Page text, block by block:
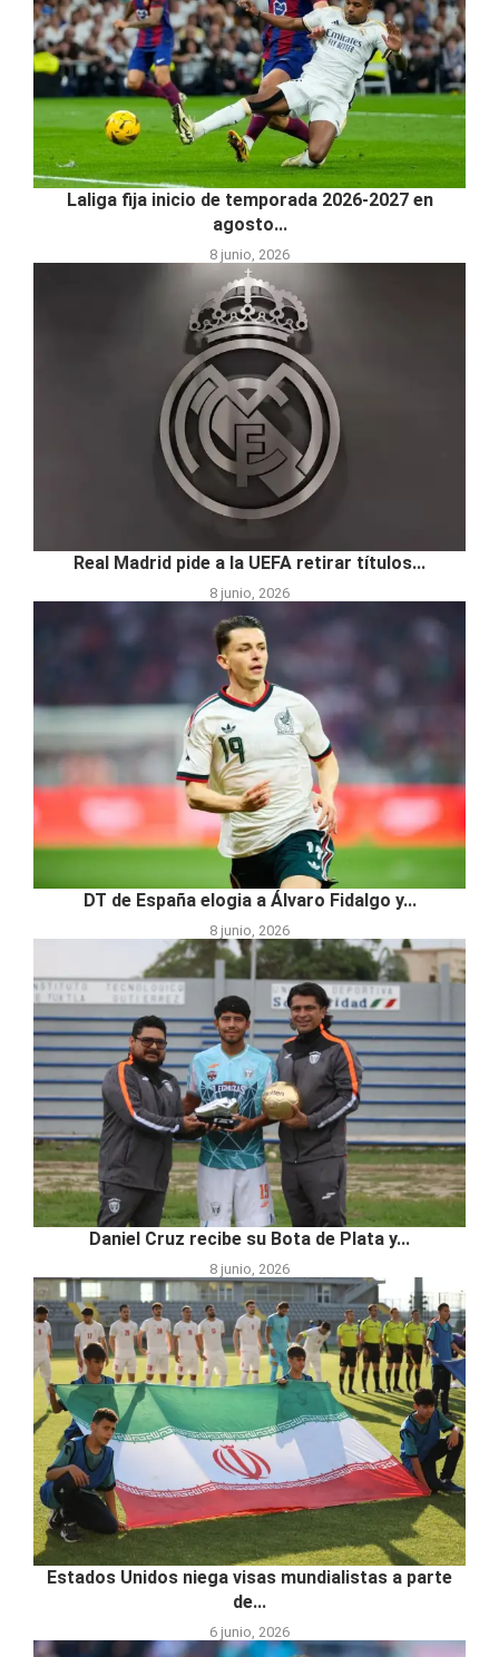
Laliga fija inicio de temporada 2026-2027 en
agosto...
8 junio, 2026
Real Madrid pide a la UEFA retirar títulos...
8 junio, 2026
DT de España elogia a Álvaro Fidalgo y...
8 junio, 2026
Daniel Cruz recibe su Bota de Plata y...
8 junio, 2026
Estados Unidos niega visas mundialistas a parte
de...
6 junio, 2026